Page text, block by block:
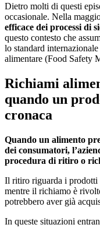
Dietro molti di questi
occasionale. Nella
efficace dei processi di
questo contesto che
lo standard
alimentare (Food Safety
Richiami
quando un
cronaca
Quando un alimento
dei consumatori,
procedura di ritiro o
Il ritiro riguarda i prodotti
mentre il richiamo è
potrebbero aver già
In queste situazioni